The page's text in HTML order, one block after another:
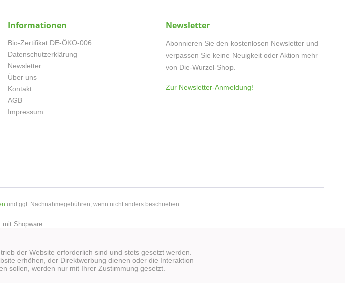
Informationen
Bio-Zertifikat DE-ÖKO-006
Datenschutzerklärung
Newsletter
Über uns
Kontakt
AGB
Impressum
Newsletter
Abonnieren Sie den kostenlosen Newsletter und
verpassen Sie keine Neuigkeit oder Aktion mehr
von Die-Wurzel-Shop.
Zur Newsletter-Anmeldung!
und ggf. Nachnahmegebühren, wenn nicht anders beschrieben
mit Shopware
der Website erforderlich sind und stets gesetzt werden.
erhöhen, der Direktwerbung dienen oder die Interaktion
sollen, werden nur mit Ihrer Zustimmung gesetzt.